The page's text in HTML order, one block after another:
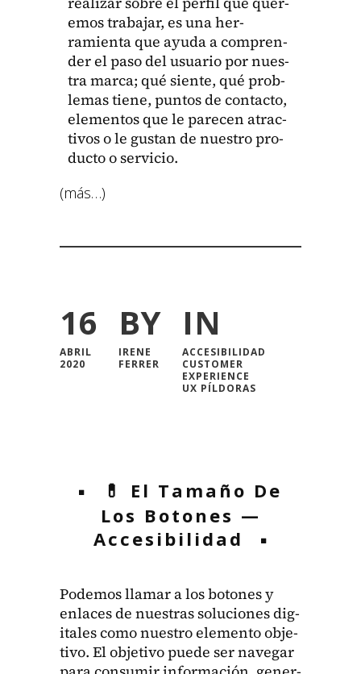
e­mos tra­ba­jar, es una her­
ramien­ta que ayu­da a com­pren­
der el paso del usuario por nues­
tra mar­ca; qué siente, qué prob­
le­mas tiene, pun­tos de con­tac­to,
ele­men­tos que le pare­cen atrac­
tivos o le gus­tan de nue­stro pro­
duc­to o ser­vi­cio.
(más…)
16
ABRIL
2020
BY
IRENE
FERRER
IN
ACCESIBILIDAD
CUSTOMER
EXPERIENCE
UX PÍLDORAS
💊 El Tamaño De
Los Botones —
Accesibilidad
Podemos lla­mar a los botones y
enlaces de nues­tras solu­ciones dig­
i­tales como nue­stro ele­men­to obje­
ti­vo. El obje­ti­vo puede ser nave­g­ar